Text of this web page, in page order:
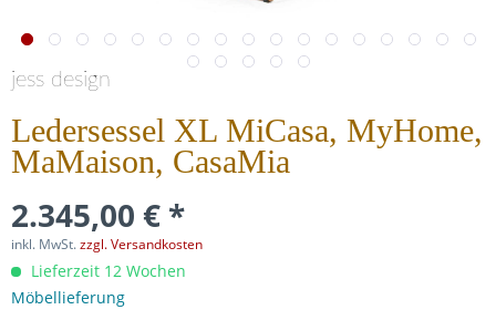
jess design
Ledersessel XL MiCasa, MyHome,
MaMaison, CasaMia
2.345,00 € *
inkl. MwSt.zzgl. Versandkosten
Lieferzeit 12 Wochen
Möbellieferung